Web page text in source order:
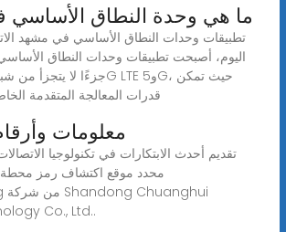
ما هي وحدة النطاق الأساسي
تطبيقات وحدات النطاق الأساسي في مشهد
اليوم، أصبحت تطبيقات وحدات النطاق
قدرات المعالجة المتقدمة
معلومات
محدد موقع اكتشاف رمز محطة
Co., Ltd..